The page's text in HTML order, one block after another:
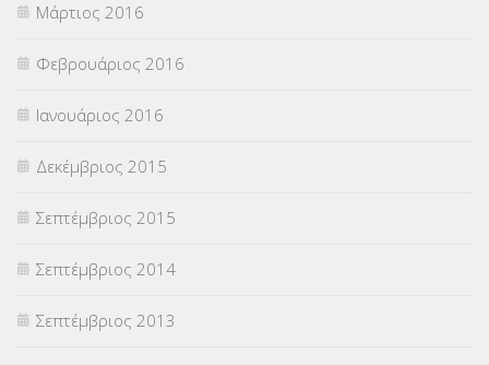
Μάρτιος 2016
Φεβρουάριος 2016
Ιανουάριος 2016
Δεκέμβριος 2015
Σεπτέμβριος 2015
Σεπτέμβριος 2014
Σεπτέμβριος 2013